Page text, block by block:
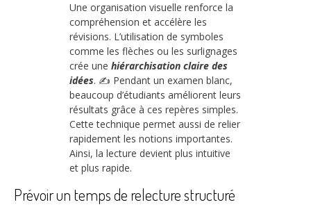
Une organisation visuelle renforce la
compréhension et accélère les
révisions. L’utilisation de symboles
comme les flèches ou les surlignages
crée une hiérarchisation claire des
idées. ✍️ Pendant un examen blanc,
beaucoup d’étudiants améliorent leurs
résultats grâce à ces repères simples.
Cette technique permet aussi de relier
rapidement les notions importantes.
Ainsi, la lecture devient plus intuitive
et plus rapide.
Prévoir un temps de relecture structuré